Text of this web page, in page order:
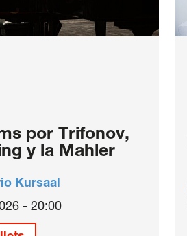
por Trifonov,
y la Mahler
Kursaal
- 20:00